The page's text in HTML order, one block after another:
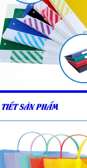
SẢN PHẨM